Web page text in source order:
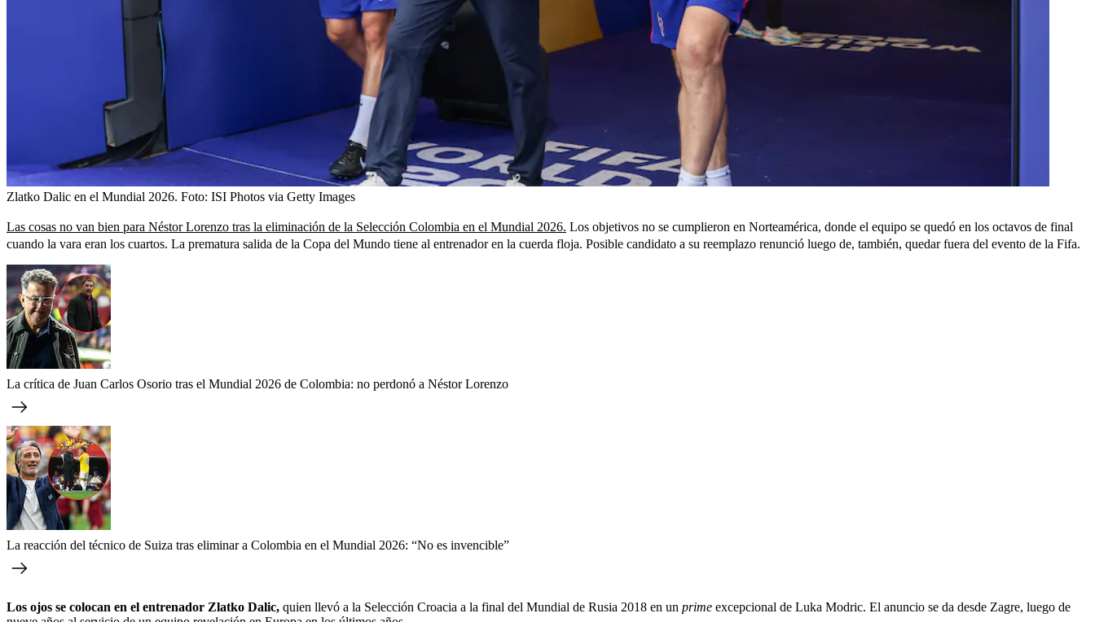
Zlatko Dalic en el Mundial 2026. Foto: ISI Photos via Getty Images
Las cosas no van bien para Néstor Lorenzo tras la eliminación de la Selección Colombia en el Mundial 2026. Los objetivos no se cumplieron en Norteamérica, donde el equipo se quedó en los octavos de final
cuando la vara eran los cuartos. La prematura salida de la Copa del Mundo tiene al entrenador en la cuerda floja. Posible candidato a su reemplazo renunció luego de, también, quedar fuera del evento de la Fifa.
La crítica de Juan Carlos Osorio tras el Mundial 2026 de Colombia: no perdonó a Néstor Lorenzo
La reacción del técnico de Suiza tras eliminar a Colombia en el Mundial 2026: “No es invencible”
Los ojos se colocan en el entrenador Zlatko Dalic, quien llevó a la Selección Croacia a la final del Mundial de Rusia 2018 en un prime excepcional de Luka Modric. El anuncio se da desde Zagre, luego de